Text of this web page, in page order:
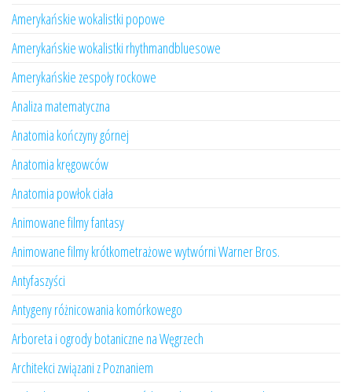
Amerykańskie wokalistki popowe
Amerykańskie wokalistki rhythmandbluesowe
Amerykańskie zespoły rockowe
Analiza matematyczna
Anatomia kończyny górnej
Anatomia kręgowców
Anatomia powłok ciała
Animowane filmy fantasy
Animowane filmy krótkometrażowe wytwórni Warner Bros.
Antyfaszyści
Antygeny różnicowania komórkowego
Arboreta i ogrody botaniczne na Węgrzech
Architekci związani z Poznaniem